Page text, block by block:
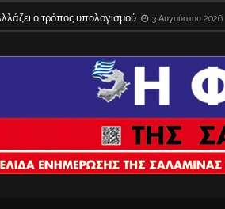
τα ταξίδια στο εξωτερικό με την παλιά